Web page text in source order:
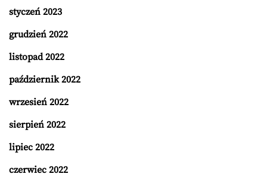
styczeń 2023
grudzień 2022
listopad 2022
październik 2022
wrzesień 2022
sierpień 2022
lipiec 2022
czerwiec 2022